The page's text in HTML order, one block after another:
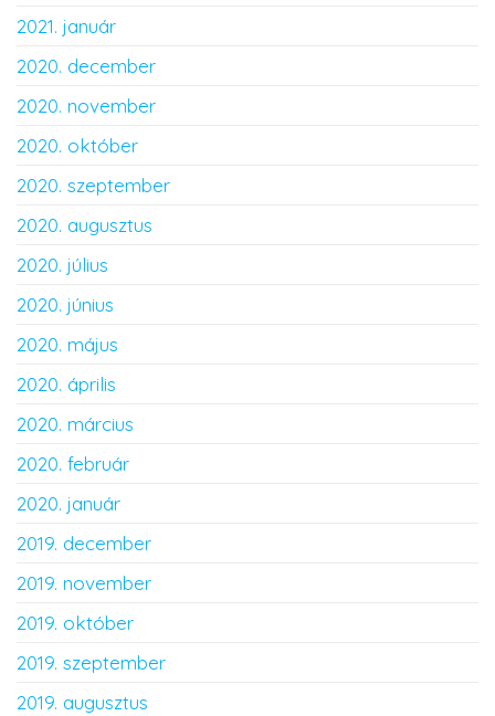
2021. január
2020. december
2020. november
2020. október
2020. szeptember
2020. augusztus
2020. július
2020. június
2020. május
2020. április
2020. március
2020. február
2020. január
2019. december
2019. november
2019. október
2019. szeptember
2019. augusztus